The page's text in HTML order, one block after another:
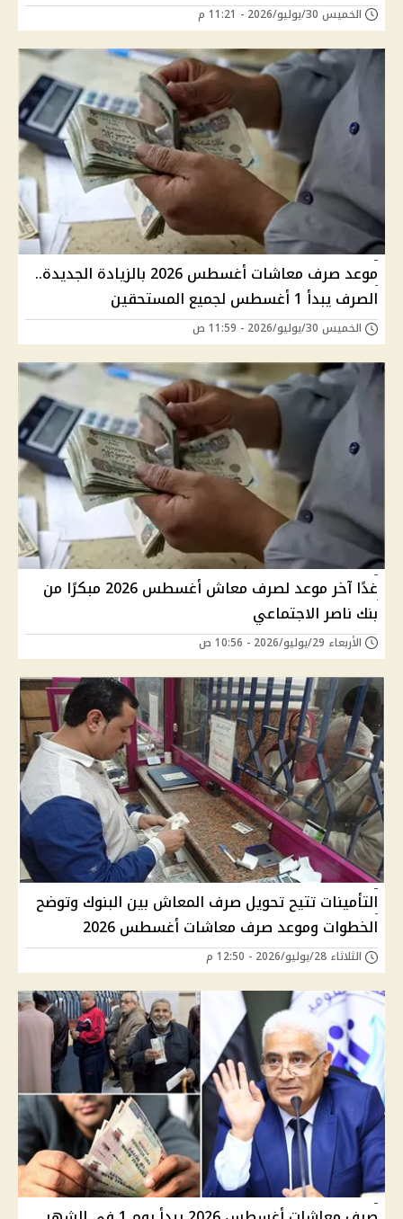
الخميس 30/يوليو/2026 - 11:21 م
موعد صرف معاشات أغسطس 2026 بالزيادة الجديدة..
الصرف يبدأ 1 أغسطس لجميع المستحقين
الخميس 30/يوليو/2026 - 11:59 ص
غدًا آخر موعد لصرف معاش أغسطس 2026 مبكرًا من
بنك ناصر الاجتماعي
الأربعاء 29/يوليو/2026 - 10:56 ص
التأمينات تتيح تحويل صرف المعاش بين البنوك وتوضح
الخطوات وموعد صرف معاشات أغسطس 2026
الثلاثاء 28/يوليو/2026 - 12:50 م